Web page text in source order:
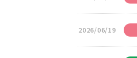
2026/06/19